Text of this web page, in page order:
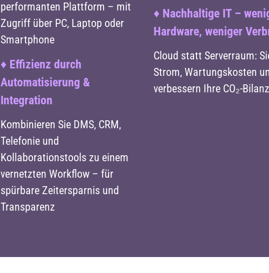
performanten Plattform – mit
Zugriff über PC, Laptop oder
Smartphone
♦ Effizienz durch
Automatisierung &
Integration
Kombinieren Sie DMS, CRM,
Telefonie und
Kollaborationstools zu einem
vernetzten Workflow – für
spürbare Zeitersparnis und
Transparenz
♦ Nachhaltige IT –
Hardware, weniger
Cloud statt Serverraum:
Strom, Wartungskosten
verbessern Ihre CO₂-Bilanz